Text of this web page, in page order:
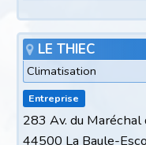
LE THIEC
Climatisation
Entreprise
283 Av. du
44500 La Baule-